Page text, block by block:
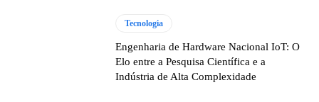
Tecnologia
Engenharia de Hardware Nacional IoT: O
Elo entre a Pesquisa Científica e a
Indústria de Alta Complexidade